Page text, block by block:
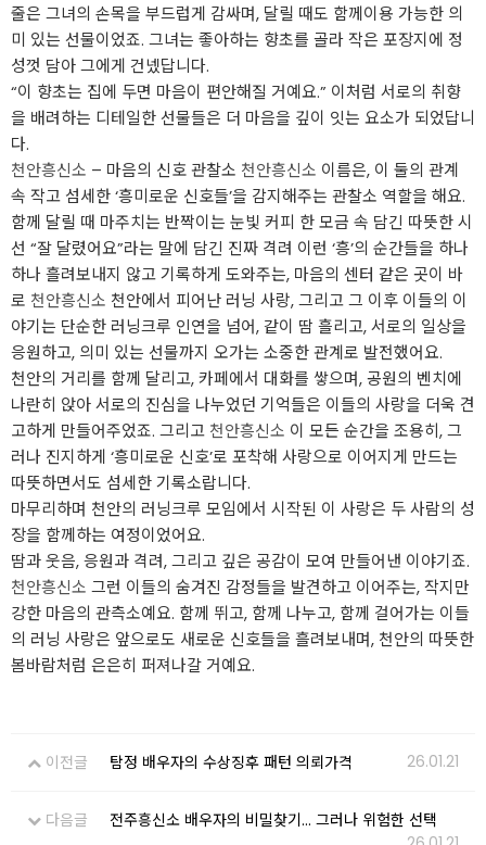
줄은 그녀의 손목을 부드럽게 감싸며, 달릴 때도 함께이용 가능한 의
미 있는 선물이었죠. 그녀는 좋아하는 향초를 골라 작은 포장지에 정
성껏 담아 그에게 건넸답니다.
“이 향초는 집에 두면 마음이 편안해질 거예요.” 이처럼 서로의 취향
을 배려하는 디테일한 선물들은 더 마음을 깊이 잇는 요소가 되었답니
다.
천안흥신소 – 마음의 신호 관찰소 천안흥신소 이름은, 이 둘의 관계
속 작고 섬세한 ‘흥미로운 신호들’을 감지해주는 관찰소 역할을 해요.
함께 달릴 때 마주치는 반짝이는 눈빛 커피 한 모금 속 담긴 따뜻한 시
선 “잘 달렸어요”라는 말에 담긴 진짜 격려 이런 ‘흥’의 순간들을 하나
하나 흘려보내지 않고 기록하게 도와주는, 마음의 센터 같은 곳이 바
로 천안흥신소 천안에서 피어난 러닝 사랑, 그리고 그 이후 이들의 이
야기는 단순한 러닝크루 인연을 넘어, 같이 땀 흘리고, 서로의 일상을
응원하고, 의미 있는 선물까지 오가는 소중한 관계로 발전했어요.
천안의 거리를 함께 달리고, 카페에서 대화를 쌓으며, 공원의 벤치에
나란히 앉아 서로의 진심을 나누었던 기억들은 이들의 사랑을 더욱 견
고하게 만들어주었죠. 그리고 천안흥신소 이 모든 순간을 조용히, 그
러나 진지하게 ‘흥미로운 신호’로 포착해 사랑으로 이어지게 만드는
따뜻하면서도 섬세한 기록소랍니다.
마무리하며 천안의 러닝크루 모임에서 시작된 이 사랑은 두 사람의 성
장을 함께하는 여정이었어요.
땀과 웃음, 응원과 격려, 그리고 깊은 공감이 모여 만들어낸 이야기죠.
천안흥신소 그런 이들의 숨겨진 감정들을 발견하고 이어주는, 작지만
강한 마음의 관측소예요. 함께 뛰고, 함께 나누고, 함께 걸어가는 이들
의 러닝 사랑은 앞으로도 새로운 신호들을 흘려보내며, 천안의 따뜻한
봄바람처럼 은은히 퍼져나갈 거예요.
이전글 탐정 배우자의 수상징후 패턴 의뢰가격 26.01.21
다음글
전주흥신소 배우자의 비밀찾기… 그러나 위험한 선택